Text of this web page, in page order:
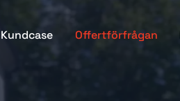
Kundcase Offertförfrågan